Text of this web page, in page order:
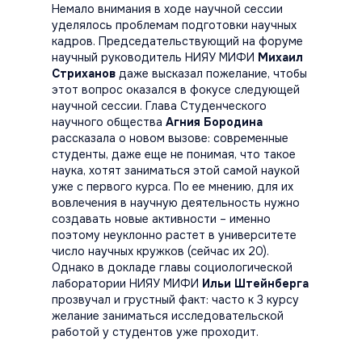
Немало внимания в ходе научной сессии
уделялось проблемам подготовки научных
кадров. Председательствующий на форуме
научный руководитель НИЯУ МИФИ Михаил
Стриханов даже высказал пожелание, чтобы
этот вопрос оказался в фокусе следующей
научной сессии. Глава Студенческого
научного общества Агния Бородина
рассказала о новом вызове: современные
студенты, даже еще не понимая, что такое
наука, хотят заниматься этой самой наукой
уже с первого курса. По ее мнению, для их
вовлечения в научную деятельность нужно
создавать новые активности – именно
поэтому неуклонно растет в университете
число научных кружков (сейчас их 20).
Однако в докладе главы социологической
лаборатории НИЯУ МИФИ Ильи Штейнберга
прозвучал и грустный факт: часто к 3 курсу
желание заниматься исследовательской
работой у студентов уже проходит.